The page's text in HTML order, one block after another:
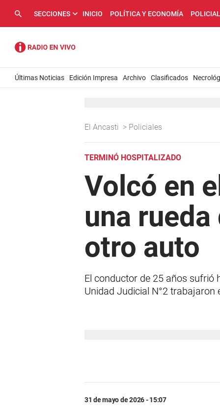
SECCIONES INICIO POLÍTICA Y ECONOMÍA
Últimas Noticias Edición Impresa Archivo Clasificados
El Ancasti > Policiales
TERMINÓ HOSPITALIZADO
Volcó en
una
otro auto
El conductor de 25 años sufrió
Unidad Judicial N°2 trabajaron
31 de mayo de 2026 - 15:07